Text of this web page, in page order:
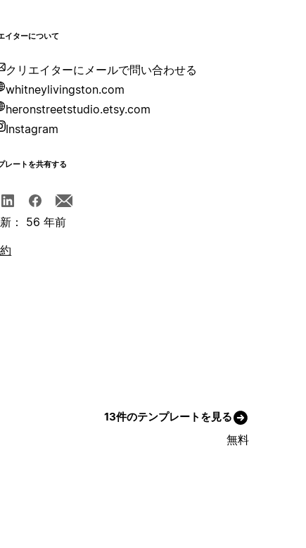
イターについて
クリエイターにメールで問い合わせる
whitneylivingston.com
heronstreetstudio.etsy.com
Instagram
レートを共有する
： 56 年前
13件のテンプレートを見る
無料